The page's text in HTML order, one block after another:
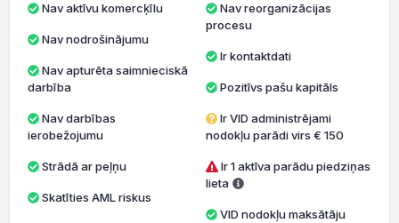
Nav aktīvu komercķīlu
Nav nodrošinājumu
darbība
ierobežojumu
Strādā ar peļņu
Skatīties AML riskus
Nav reorganizācijas
procesu
Ir kontaktdati
Pozitīvs pašu kapitāls
Ir VID administrējami
nodokļu parādi virs € 150
Ir 1 aktīva parādu piedziņas
lieta
VID nodokļu maksātāju